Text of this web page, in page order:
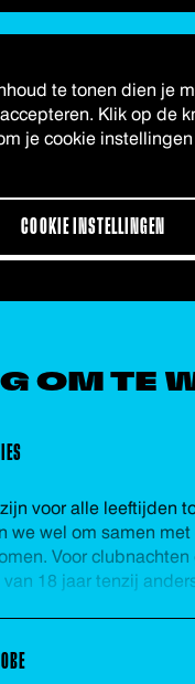
te tonen dien je
Klik op de
je cookie
COOKIE INSTELLINGEN
OMTE
voor alle leeftijden
we wel om samen met
Voor
18 jaar tenzij